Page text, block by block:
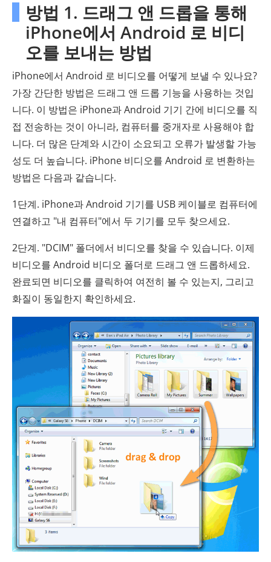
방법 1. 드래그 앤 드롭을 통해
iPhone에서 Android 로 비디
오를 보내는 방법
iPhone에서 Android 로 비디오를 어떻게 보낼 수 있나요?
가장 간단한 방법은 드래그 앤 드롭 기능을 사용하는 것입
니다. 이 방법은 iPhone과 Android 기기 간에 비디오를 직
접 전송하는 것이 아니라, 컴퓨터를 중개자로 사용해야 합
니다. 더 많은 단계와 시간이 소요되고 오류가 발생할 가능
성도 더 높습니다. iPhone 비디오를 Android 로 변환하는
방법은 다음과 같습니다.
1단계. iPhone과 Android 기기를 USB 케이블로 컴퓨터에
연결하고 "내 컴퓨터"에서 두 기기를 모두 찾으세요.
2단계. "DCIM" 폴더에서 비디오를 찾을 수 있습니다. 이제
비디오를 Android 비디오 폴더로 드래그 앤 드롭하세요.
완료되면 비디오를 클릭하여 여전히 볼 수 있는지, 그리고
화질이 동일한지 확인하세요.